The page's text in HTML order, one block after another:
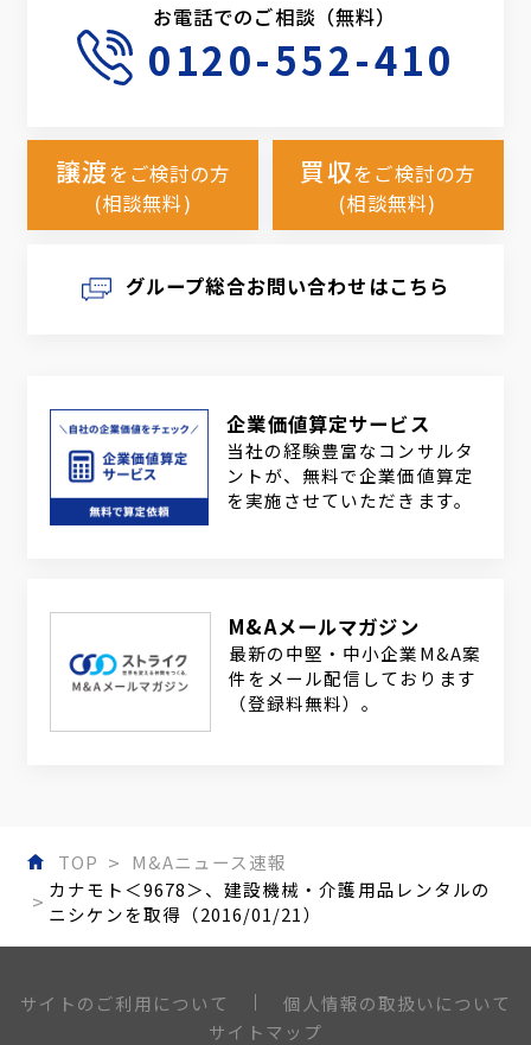
お電話でのご相談（無料）
0120-552-410
譲渡をご検討の方
(相談無料)
買収をご検討の方
(相談無料)
グループ総合お問い合わせはこちら
企業価値算定サービス
当社の経験豊富なコンサルタ
ントが、無料で企業価値算定
を実施させていただきます。
M&Aメールマガジン
最新の中堅・中小企業M&A案
件をメール配信しております
（登録料無料）。
TOP
M&Aニュース速報
カナモト＜9678＞、建設機械・介護用品レンタルの
ニシケンを取得（2016/01/21）
サイトのご利用について
個人情報の取扱いについて
サイトマップ